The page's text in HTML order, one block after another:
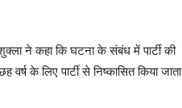
ने कहा कि घटना के संबंध में पार्टी की
के लिए पार्टी से निष्कासित किया जाता